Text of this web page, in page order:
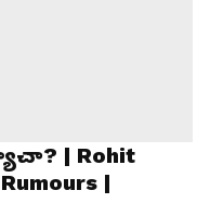
| Rohit
|